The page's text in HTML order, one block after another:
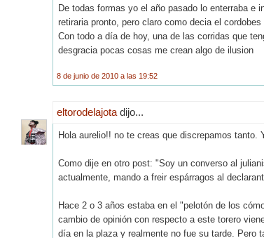
De todas formas yo el año pasado lo enterraba e
retiraria pronto, pero claro como decia el
Con todo a día de hoy, una de las corridas que
desgracia pocas cosas me crean algo de ilusion
8 de junio de 2010 a las 19:52
eltorodelajota dijo...
Hola aurelio!! no te creas que discrepamos
Como dije en otro post: "Soy un converso al
actualmente, mando a freir espárragos al
Hace 2 o 3 años estaba en el "pelotón de los
cambio de opinión con respecto a este torero
día en la plaza y realmente no fue su tarde. Pero